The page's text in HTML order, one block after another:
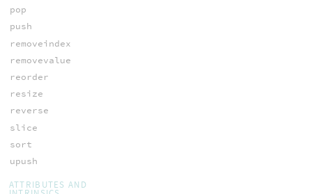
pop
push
removeindex
removevalue
reorder
resize
reverse
slice
sort
upush
ATTRIBUTES AND